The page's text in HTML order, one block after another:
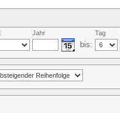
Jahr
bis:
Tag